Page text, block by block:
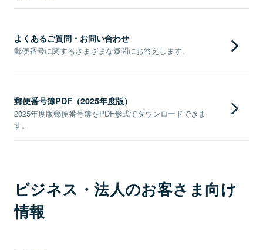
よくあるご質問・お問い合わせ
郵便番号に関するさまざまな疑問にお答えします。
郵便番号簿PDF（2025年度版）
2025年度版郵便番号簿をPDF形式でダウンロードできま
す。
ビジネス・法人のお客さま向け
情報